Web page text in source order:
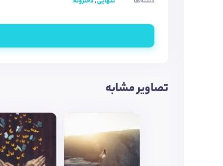
تصاویر مشابه